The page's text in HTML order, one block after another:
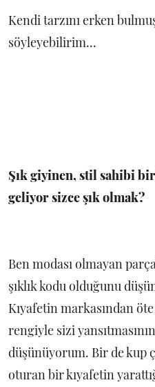
Kendi tarzını erken
söyleyebilirim...
Şık giyinen, stil sahibi
geliyor sizce şık olmak?
Ben modası olmayan
şıklık kodu olduğunu
Kıyafetin markasından
rengiyle sizi
düşünüyorum. Bir de kup
oturan bir kıyafetin